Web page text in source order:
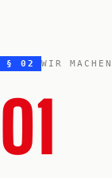
§ 02 WIR
01